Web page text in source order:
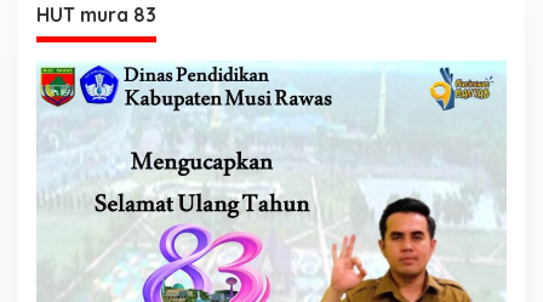
HUT mura 83